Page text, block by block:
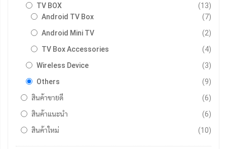
TV BOX 13รายก
Android TV Box
7รายก
Android Mini TV 2รายก
TV Box Accessories 4รายก
Wireless Device 3รายก
Others 9รายก
สินค้าขายดี 6รายก
สินค้าแนะนำ 6รายก
สินค้าใหม่ 10รายก